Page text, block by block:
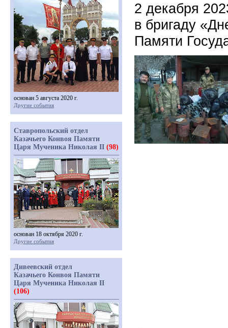
2 декабря
в бригаду
Памяти
основан 5 августа 2020 г.
Другие события
Ставропольский отдел
Казачьего Конвоя Памяти
Царя Мученика Николая II (98)
основан 18 октября 2020 г.
Другие события
Дивеевский отдел
Казачьего Конвоя Памяти
Царя Мученика Николая II
(106)